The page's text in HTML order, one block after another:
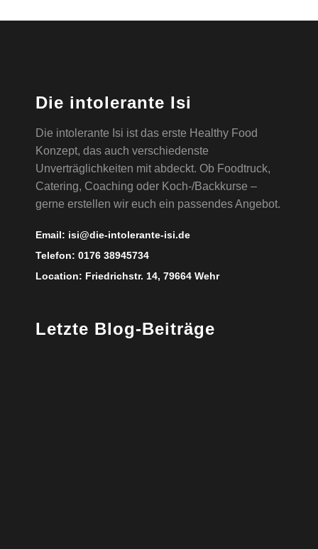
Die intolerante Isi
Die intolerante Isi ist das erste Healthy Food
Konzept, das auch verschiedenste
Unverträglichkeiten mit abdeckt. Ob Foodtruck,
Catering, Coaching oder Koch-/Backkurse –
gerne erstellen wir euch ein passendes Angebot.
Email: isi@die-intolerante-isi.de
Telefon: 0176 38945734
Location: Friedrichstr. 14, 79664 Wehr
Letzte Blog-Beiträge